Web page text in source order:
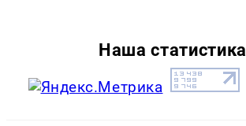
Наша статистика